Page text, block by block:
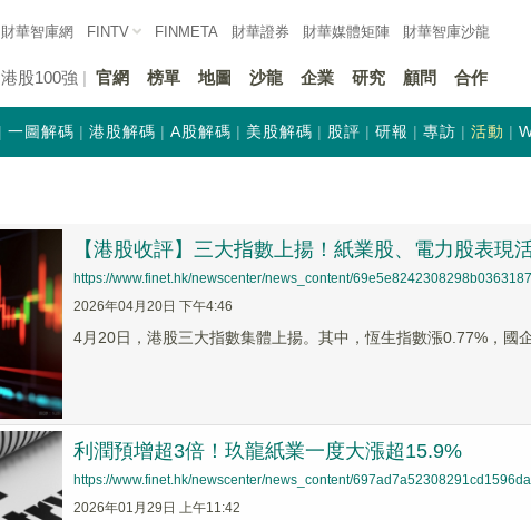
財華智庫網 FINTV FINMETA 財華證券 財華媒體矩陣 財華智庫沙龍
港股100強 官網 榜單 地圖 沙龍 企業 研究 顧問 合作
一圖解碼 港股解碼 A股解碼 美股解碼 股評 研報 專訪 活動
【港股收評】三大指數上揚！紙業股、電力股表現
https://www.finet.hk/newscenter/news_content/
2026年04月20日 下午4:46
4月20日，港股三大指數集體上揚。其中，恆生指數漲0.77%，國
利潤預增超3倍！玖龍紙業一度大漲超15.9%
https://www.finet.hk/newscenter/news_content/
2026年01月29日 上午11:42